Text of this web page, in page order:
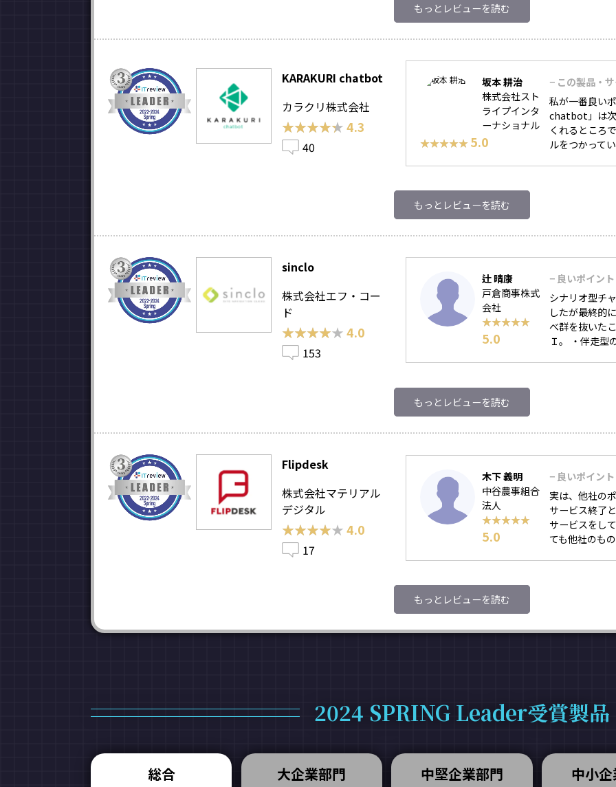
もっとレビューを読む
KARAKURI chatbot
カラクリ株式会社
★★★★★
★★★★★ 4.3
40
坂本 耕治
株式会社スト
ライプインタ
ーナショナル
★★★★★
★★★★★ 5.0
− この製品・
私が一番良い
chatbot」は次
くれるところ
ルをつかって
もっとレビューを読む
sinclo
株式会社エフ・コー
ド
★★★★★
★★★★★ 4.0
153
辻 晴康
戸倉商事株式
会社
★★★★★
★★★★★
5.0
− 良いポイント
シナリオ型チ
したが最終的
べ群を抜いた
Ｉ。 ・伴走型
もっとレビューを読む
Flipdesk
株式会社マテリアル
デジタル
★★★★★
★★★★★ 4.0
17
木下 義明
中谷農事組合
法人
★★★★★
★★★★★
5.0
− 良いポイント
実は、他社の
サービス終了
サービスをし
ても他社のも
もっとレビューを読む
2024 SPRING Leader受賞製品
総合 大企業部門 中堅企業部門 中小